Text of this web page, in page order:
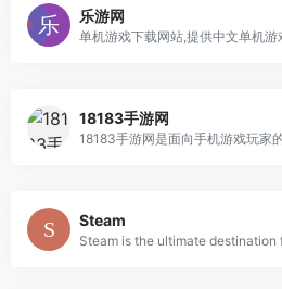
乐游网
18183手游网
Steam